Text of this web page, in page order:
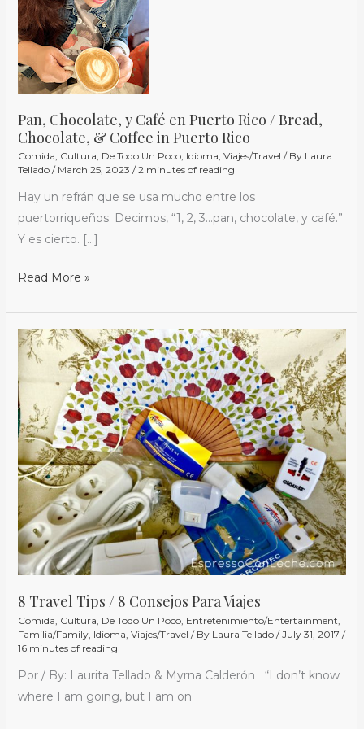
Pan, Chocolate, y Café en Puerto Rico / Bread,
Chocolate, & Coffee in Puerto Rico
Comida, Cultura, De Todo Un Poco, Idioma, Viajes/Travel / By Laura
Tellado / March 25, 2023 /2 minutes of reading
Hay un refrán que se usa mucho entre los
puertorriqueños. Decimos, “1, 2, 3…pan, chocolate, y café.”
Y es cierto. […]
Café
en
Puerto
Rico
Chocolate,
&
Coffee
in
Puerto
Rico
Read More »
8 Travel Tips / 8 Consejos Para Viajes
Comida, Cultura, De Todo Un Poco, Entretenimiento/Entertainment,
Familia/Family, Idioma, Viajes/Travel / By Laura Tellado /July 31, 2017 /
16 minutes of reading
Por / By: Laurita Tellado & Myrna Calderón “I don’t know
where I am going, but I am on
8
Travel
Tips
/
8
Consejos
Para
Viajes